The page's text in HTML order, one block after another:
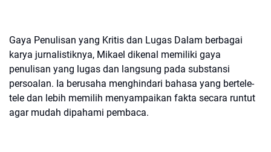
Gaya Penulisan yang Kritis dan Lugas Dalam berbagai
karya jurnalistiknya, Mikael dikenal memiliki gaya
penulisan yang lugas dan langsung pada substansi
persoalan. Ia berusaha menghindari bahasa yang bertele-
tele dan lebih memilih menyampaikan fakta secara runtut
agar mudah dipahami pembaca.